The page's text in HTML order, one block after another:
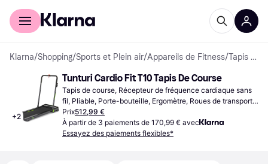
Acheter avec Klarna
Klarna/Shopping/Sports et Plein air/Appareils de Fitness/ Tapis de course
+2
Tunturi Cardio Fit T10 Tapis De Course
Tapis de course, Récepteur de fréquence cardiaque sans
fil, Pliable, Porte-bouteille, Ergomètre, Roues de transport,
USB, Bluetooth, Moniteur de fréquence cardiaque, Écran
Prix512,99 €
À partir de 3 paiements de 170,99 € avec
Essayez des paiements flexibles*